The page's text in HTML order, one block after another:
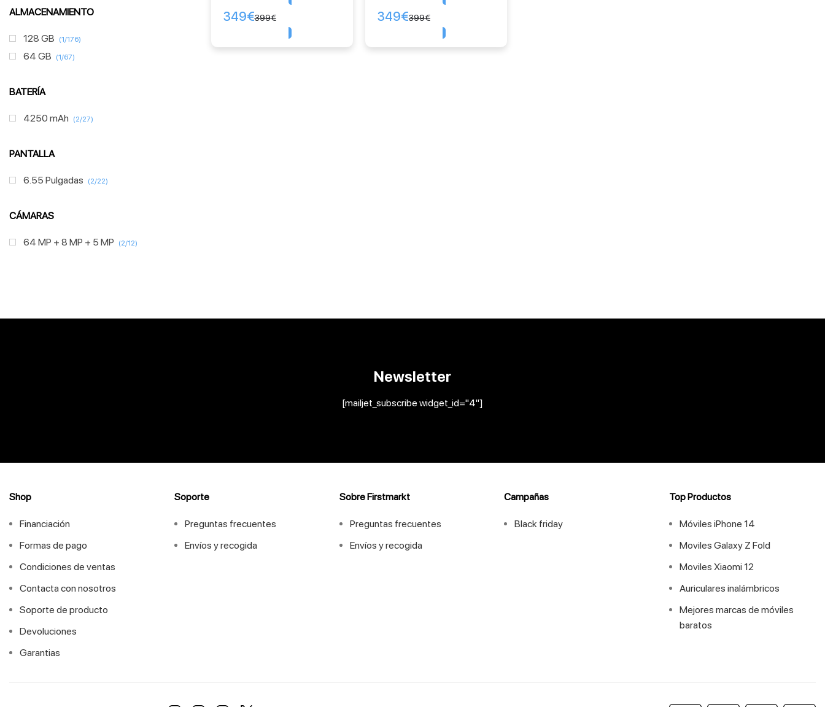
ALMACENAMIENTO
128 GB (1/176)
64 GB (1/67)
BATERÍA
4250 mAh (2/27)
PANTALLA
6.55 Pulgadas (2/22)
CÁMARAS
64 MP + 8 MP + 5 MP (2/12)
399€
349€ 399€
349€
Newsletter
[mailjet_subscribe widget_id="4"]
Shop
Financiación
Formas de pago
Condiciones de ventas
Contacta con nosotros
Soporte de producto
Devoluciones
Garantias
Soporte
Preguntas frecuentes
Envíos y recogida
Sobre Firstmarkt
Preguntas frecuentes
Envíos y recogida
Campañas
Black friday
Top Productos
Móviles iPhone 14
Moviles Galaxy Z Fold
Moviles Xiaomi 12
Auriculares inalámbricos
Mejores marcas de móviles
baratos